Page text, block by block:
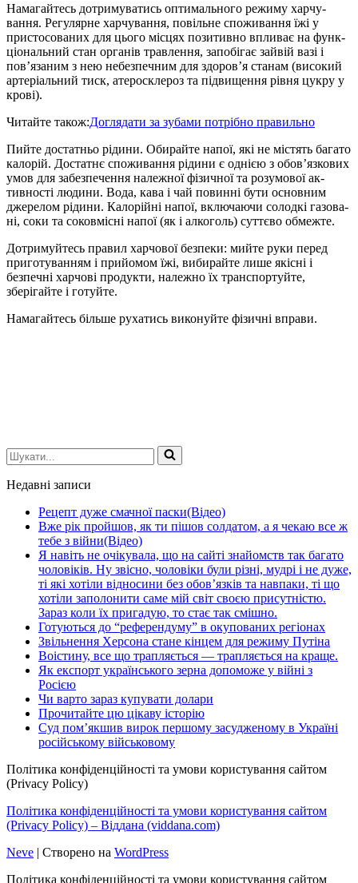
Намагайтесь дотримуватись оптимального режиму харчу­
вання. Регулярне харчу­вання, повільне споживання їжі у
пристосованих для цього міс­цях позитивно впливає на функ­
ціональний стан органів трав­лення, запобігає зайвій вазі і
пов’язаним з нею небезпечним для здоров’я станам (високий
артеріальний тиск, атероскле­роз та підвищення рівня цукру у
крові).
Читайте також:Доглядати за зубами потрібно правильно
Пий­те достатньо рідини. Обирайте напої, які не містять багато
ка­лорій. Достатнє споживання рі­дини є однією з обов’язкових
умов для забезпечення належ­ної фізичної та розумової ак­
тивності людини. Вода, кава і чай повинні бути основним
джерелом рідини. Калорійні на­пої, включаючи солодкі газова­
ні, соки та соковмісні напої (як і алкоголь) суттєво обмежте.
До­тримуйтесь правил харчової безпеки: мийте руки перед
при­готуванням і прийомом їжі, ви­бирайте лише якісні і
безпеч­ні харчові продукти, належно їх транспортуйте,
зберігайте і го­туйте.
На­магайтесь більше рухатись виконуйте фі­зичні вправи.
Шукати...
Недавні записи
Рецепт дуже смачної паски(Відео)
Вже рік пройшов, як ти пішов солдатом, а я чекаю все ж
тебе з війни(Відео)
Я навіть не очікувала, що на сайті знайомств так багато
чоловіків. Ну звісно, чоловіки були різні, мудрі і не дуже,
ті які хотіли відносини без обов’язків та навпаки, ті що
хотіли заполонити саме мій світ своєю присутністю.
Зараз коли їх пригадую, то стає так смішно.
Готуються до “референдуму” в окупованих регіонах
Звільнення Херсона стане кінцем для режиму Путіна
Воістину, все що трапляється — трапляється на краще.
Як експорт українського зерна допоможе у війні з
Росією
Чи варто зараз купувати долари
Прочитайте цю цікаву історію
Суд пом’якшив вирок першому засудженому в Україні
російському військовому
Політика конфіденційності та умови користування сайтом
(Privacy Policy)
Політика конфіденційності та умови користування сайтом
(Privacy Policy) – Віддана (viddana.com)
Neve | Створено на WordPress
Політика конфіденційності та умови користування сайтом